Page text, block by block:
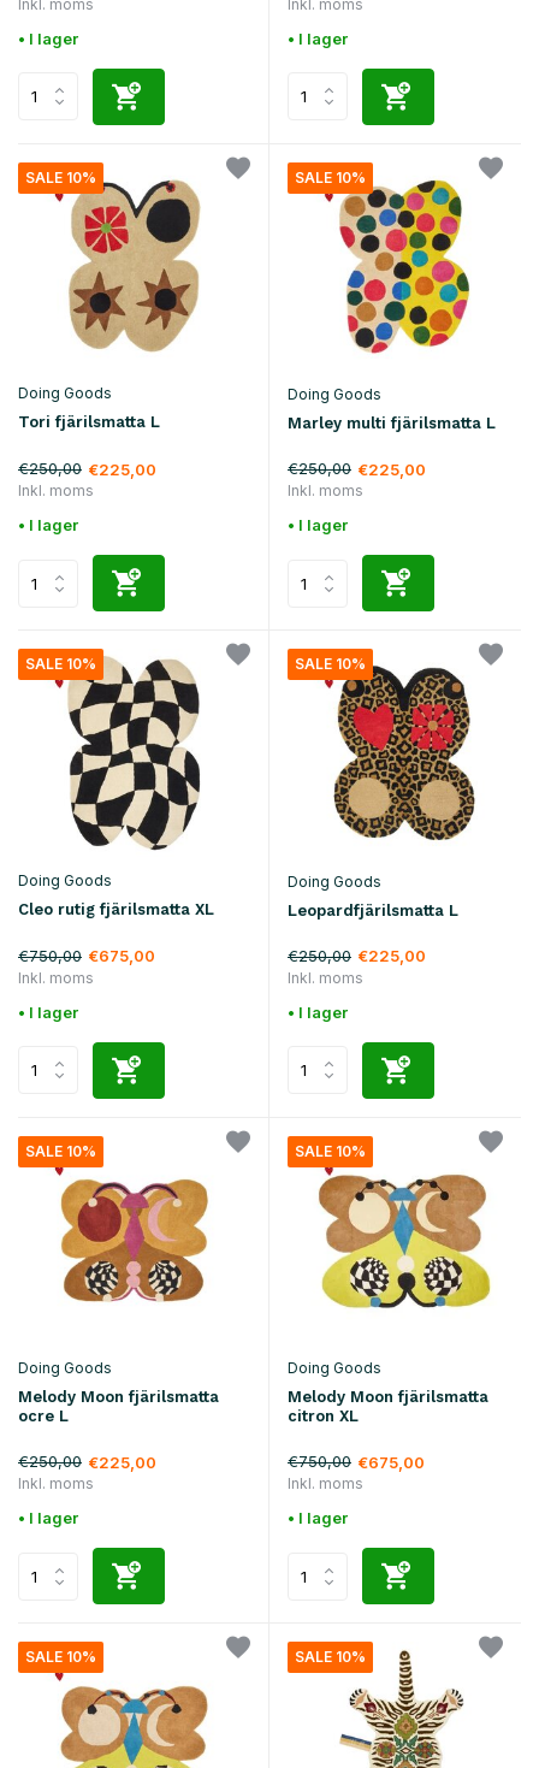
Inkl. moms
• I lager
Inkl. moms
• I lager
SALE 10%
Doing Goods
Tori fjärilsmatta L
€250,00 €225,00
Inkl. moms
• I lager
SALE 10%
Doing Goods
Marley multi fjärilsmatta L
€250,00 €225,00
Inkl. moms
• I lager
SALE 10%
Doing Goods
Cleo rutig fjärilsmatta XL
€750,00 €675,00
Inkl. moms
• I lager
SALE 10%
Doing Goods
Leopardfjärilsmatta L
€250,00 €225,00
Inkl. moms
• I lager
SALE 10%
Doing Goods
Melody Moon fjärilsmatta
ocre L
€250,00 €225,00
Inkl. moms
• I lager
SALE 10%
Doing Goods
Melody Moon fjärilsmatta
citron XL
€750,00 €675,00
Inkl. moms
• I lager
SALE 10% SALE 10%